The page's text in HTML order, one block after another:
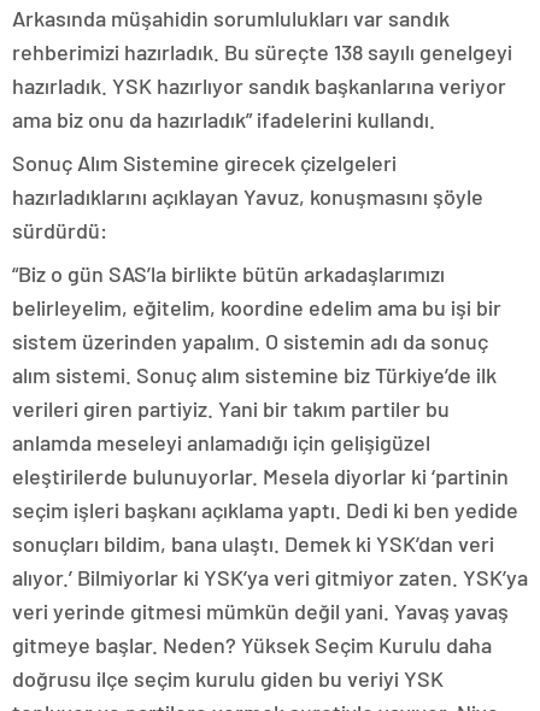
Arkasında müşahidin sorumlulukları var sandık
rehberimizi hazırladık. Bu süreçte 138 sayılı genelgeyi
hazırladık. YSK hazırlıyor sandık başkanlarına veriyor
ama biz onu da hazırladık” ifadelerini kullandı.
Sonuç Alım Sistemine girecek çizelgeleri
hazırladıklarını açıklayan Yavuz, konuşmasını şöyle
sürdürdü:
“Biz o gün SAS’la birlikte bütün arkadaşlarımızı
belirleyelim, eğitelim, koordine edelim ama bu işi bir
sistem üzerinden yapalım. O sistemin adı da sonuç
alım sistemi. Sonuç alım sistemine biz Türkiye’de ilk
verileri giren partiyiz. Yani bir takım partiler bu
anlamda meseleyi anlamadığı için gelişigüzel
eleştirilerde bulunuyorlar. Mesela diyorlar ki ‘partinin
seçim işleri başkanı açıklama yaptı. Dedi ki ben yedide
sonuçları bildim, bana ulaştı. Demek ki YSK’dan veri
alıyor.’ Bilmiyorlar ki YSK’ya veri gitmiyor zaten. YSK’ya
veri yerinde gitmesi mümkün değil yani. Yavaş yavaş
gitmeye başlar. Neden? Yüksek Seçim Kurulu daha
doğrusu ilçe seçim kurulu giden bu veriyi YSK